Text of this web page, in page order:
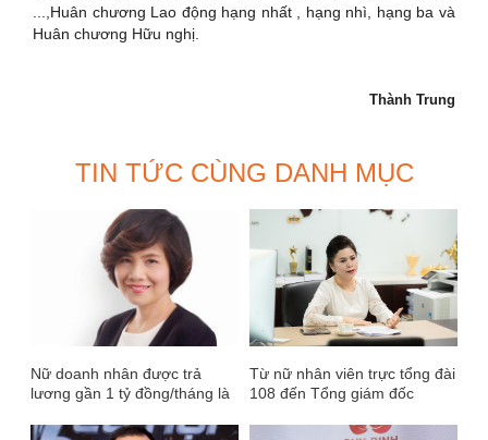
...,Huân chương Lao động hạng nhất , hạng nhì, hạng ba và
Huân chương Hữu nghị.
Thành Trung
TIN TỨC CÙNG DANH MỤC
Nữ doanh nhân được trả
lương gần 1 tỷ đồng/tháng là
Từ nữ nhân viên trực tổng đài
108 đến Tổng giám đốc